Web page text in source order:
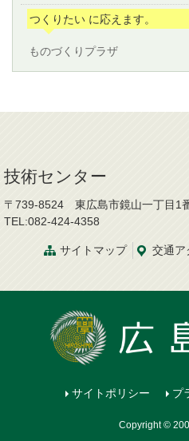
つくりたい に応えます。
ものづくりプラザ
技術センター
〒739-8524 東広島市鏡山一丁目1
TEL:082-424-4358
サイトマップ 交通ア
サイトポリシー プ
Copyright ©